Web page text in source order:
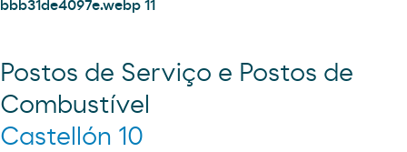
Postos de Serviço e Postos de
Combustível
Castellón 10